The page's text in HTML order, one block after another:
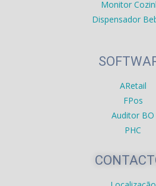
Monitor
Dispensador
ARetail
FPos
Auditor BO
PHC